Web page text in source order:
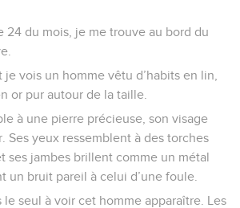
24 du mois, je me trouve au bord du
vois un homme vêtu d’habits en lin,
or pur autour de la taille.
à une pierre précieuse, son visage
Ses yeux ressemblent à des torches
ses jambes brillent comme un métal
un bruit pareil à celui d’une foule.
le seul à voir cet homme apparaître. Les